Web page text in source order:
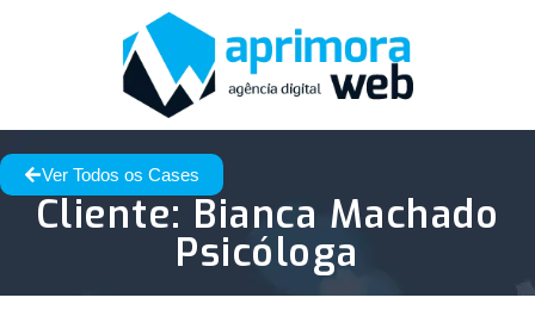
Cliente: Bianca Machado
Psicóloga
Ver Todos os Cases